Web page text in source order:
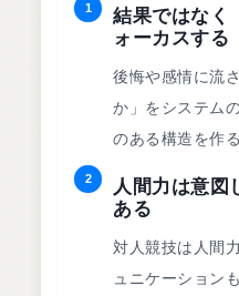
1
結果ではなく
ォーカスする
後悔や感情に流
か」をシステム
のある構造を作る
2
人間力は意図
ある
対人競技は人間
ュニケーション